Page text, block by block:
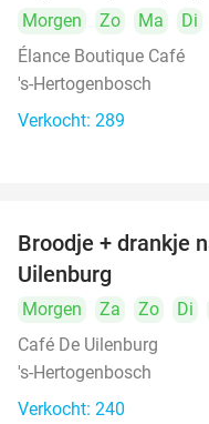
Morgen Zo Ma Di
Élance Boutique Café
's-Hertogenbosch
Verkocht: 289
Broodje + drankje
Uilenburg
Morgen Za Zo Di
Café De Uilenburg
's-Hertogenbosch
Verkocht: 240